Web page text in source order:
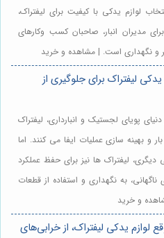
لوازم یدکی با کیفیت برای لیفتراک،
مدیران انبار، صاحبان کسب وکارهای
و نگهداری است. | مشاهده و خرید
لیفتراک برای جلوگیری از
پویای لجستیک و انبارداری، لیفتراک
و بهینه سازی عملیات ایفا می کنند. اما
دیگری، لیفتراک ها نیز برای حفظ عملکرد
به نگهداری و استفاده از قطعات
و خرید
لوازم یدکی لیفتراک، از خرابی‌های